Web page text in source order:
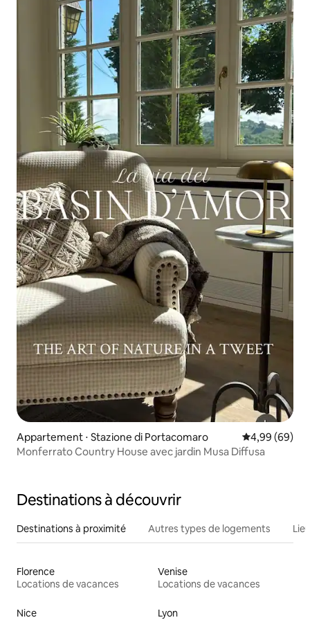
Appartement ⋅ Stazione di Portacomaro Évaluation
4,99 (69)
Monferrato Country House avec jardin Musa Diffusa
Destinations à découvrir
Destinations à proximité Autres types de logements
Florence
Locations de vacances
Venise
Locations de vacances
Nice
Lyon